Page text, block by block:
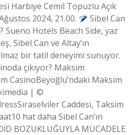
Harbiye Cemil Topuzlu Açık
2024, 21.00.
Sibel Can
Sueno Hotels Beach Side, yaz
Sibel Can ve Altay’ın
bir tatil deneyimi sunuyor.
çıkıyor? Maksim
CasinoBeyoğlu’ndaki Maksim
| ©
Caddesi, Taksim
hat daha Sibel Can’ın
BOZUKLUĞUYLA MÜCADELE